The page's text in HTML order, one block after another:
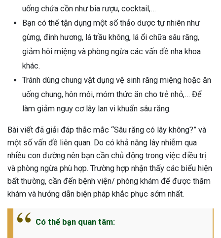
uống chứa cồn như bia rượu, cocktail,…
Bạn có thể tận dụng một số thảo dược tự nhiên như
gừng, đinh hương, lá trầu không, lá ổi chữa sâu răng,
giảm hôi miệng và phòng ngừa các vấn đề nha khoa
khác.
Tránh dùng chung vật dụng vệ sinh răng miệng hoặc ăn
uống chung, hôn môi, móm thức ăn cho trẻ nhỏ,… Để
làm giảm nguy cơ lây lan vi khuẩn sâu răng.
Bài viết đã giải đáp thắc mắc “Sâu răng có lây không?” và
một số vấn đề liên quan. Do có khả năng lây nhiễm qua
nhiều con đường nên bạn cần chủ động trong việc điều trị
và phòng ngừa phù hợp. Trường hợp nhận thấy các biểu hiện
bất thường, cần đến bệnh viện/ phòng khám để được thăm
khám và hướng dẫn biện pháp khắc phục sớm nhất.
Có thể bạn quan tâm: